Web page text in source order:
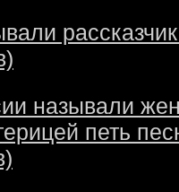
называли
петь